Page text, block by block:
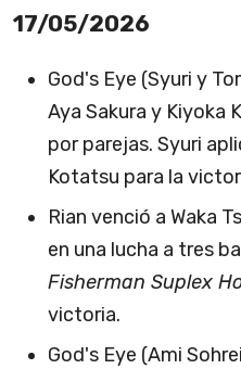
17/05/2026
God's Eye (Syuri y
Aya Sakura y Kiyoka
por parejas. Syuri
Kotatsu para la
Rian venció a Waka
en una lucha a tres
Fisherman Suplex
victoria.
God's Eye (Ami